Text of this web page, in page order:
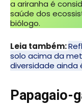
a ariranha é
saúde dos
biólogo.
Leia também:
solo acima da
diversidade ainda
Papagaio-